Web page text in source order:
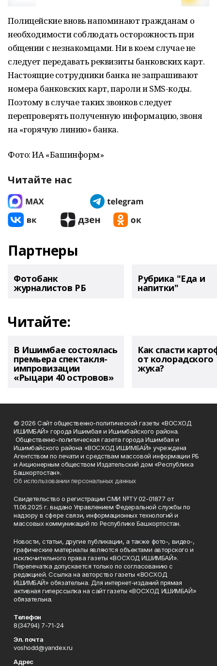
Полицейские вновь напоминают гражданам о
необходимости соблюдать осторожность при
общении с незнакомцами. Ни в коем случае не
следует передавать реквизиты банковских карт.
Настоящие сотрудники банка не запрашивают
номера банковских карт, пароли и SMS-коды.
Поэтому в случае таких звонков следует
перепроверять полученную информацию, звоня
на «горячую линию» банка.
Фото: ИА «Башинформ»
Читайте нас
Партнеры
Фотобанк
журналистов РБ
Рубрика "Еда и
напитки"
Читайте:
В Ишимбае состоялась
премьера спектакля-
импровизации
«Рыцари 40 островов»
Как спасти
от колорадского
жука?
© 2026 Сайт общественно-политической газеты «ВОСХОД
ИШИМБАЙ» города Ишимбая и Ишимбайского района.
Общественно-политическая газета города Ишимбая и
Ишимбайского района «ВОСХОД ИШИМБАЙ» учреждена
Агентством по печати и средствам массовой информации РБ
и Акционерным обществом Издательский дом «Республика
Башкортостан».
Об использовании персональных данных
Свидетельство о регистрации СМИ №ТУ 02-01877 от
11.06.2025 г. выдано Управлением Федеральной службы по
надзору в сфере связи, информационных технологий и
массовых коммуникаций по Республике Башкортостан.
Новости, статьи, другие публикации, а также фото-, видео-,
графические материалы являются объектами авторского и
исключительного права газеты «ВОСХОД ИШИМБАЙ».
Перепечатка допускается только по согласованию с
редакцией. Ссылка на авторство газеты «ВОСХОД
ИШИМБАЙ» обязательна. Для интернет-изданий прямая
активная гиперссылка на сайт газеты «ВОСХОД ИШИМБАЙ»
обязательна.
Телефон
8(34794) 7-71-24
Эл. почта
voshodd@yandex.ru
Адрес